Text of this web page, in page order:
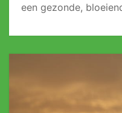
een gezonde,